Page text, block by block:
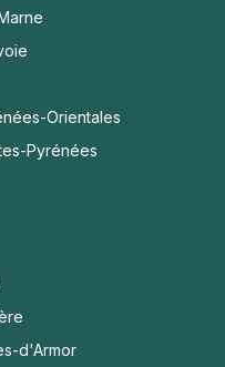
Orientales
Pyrénées
d'Armor